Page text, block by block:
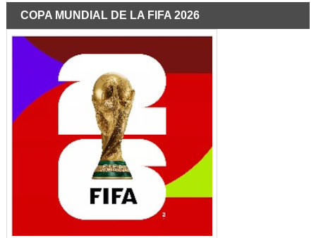
COPA MUNDIAL DE LA FIFA 2026